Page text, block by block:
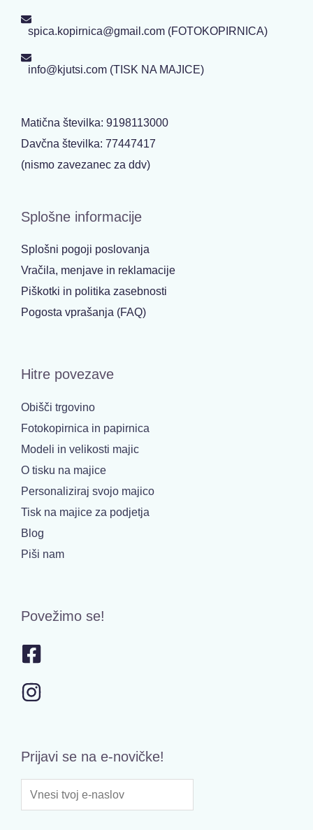
spica.kopirnica@gmail.com (FOTOKOPIRNICA)
info@kjutsi.com (TISK NA MAJICE)
Matična številka: 9198113000
Davčna številka: 77447417
(nismo zavezanec za ddv)
Splošne informacije
Splošni pogoji poslovanja
Vračila, menjave in reklamacije
Piškotki in politika zasebnosti
Pogosta vprašanja (FAQ)
Hitre povezave
Obišči trgovino
Fotokopirnica in papirnica
Modeli in velikosti majic
O tisku na majice
Personaliziraj svojo majico
Tisk na majice za podjetja
Blog
Piši nam
Povežimo se!
Prijavi se na e-novičke!